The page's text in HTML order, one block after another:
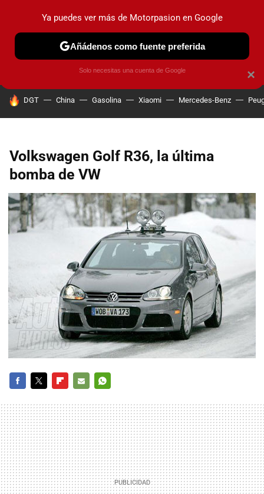
PRUEBAS COCHES ELÉCTRICOS OBSERVATORIO
HOY SE HABLA DE
DGT China Gasolina Xiaomi Mercedes-Benz
Volkswagen Golf R36, la última
bomba de VW
MAIL
×
Ya puedes ver más de Motorpasion en Google
Añádenos como fuente preferida
Solo necesitas una cuenta de Google